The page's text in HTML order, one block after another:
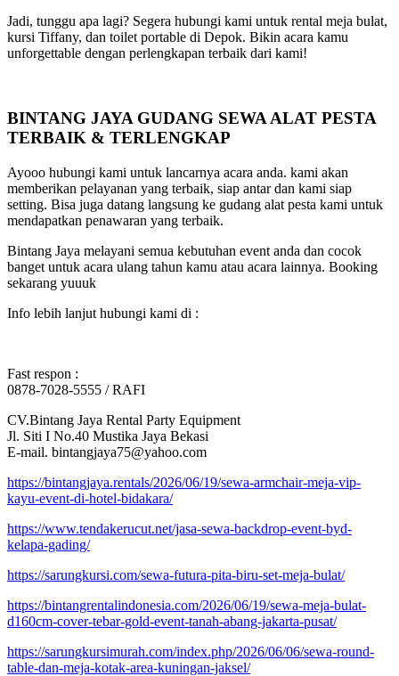
Jadi, tunggu apa lagi? Segera hubungi kami untuk rental meja bulat,
kursi Tiffany, dan toilet portable di Depok. Bikin acara kamu
unforgettable dengan perlengkapan terbaik dari kami!
BINTANG JAYA GUDANG SEWA ALAT PESTA
TERBAIK & TERLENGKAP
Ayooo hubungi kami untuk lancarnya acara anda. kami akan
memberikan pelayanan yang terbaik, siap antar dan kami siap
setting. Bisa juga datang langsung ke gudang alat pesta kami untuk
mendapatkan penawaran yang terbaik.
Bintang Jaya melayani semua kebutuhan event anda dan cocok
banget untuk acara ulang tahun kamu atau acara lainnya. Booking
sekarang yuuuk
Info lebih lanjut hubungi kami di :
Fast respon :
0878-7028-5555 / RAFI
CV.Bintang Jaya Rental Party Equipment
Jl. Siti I No.40 Mustika Jaya Bekasi
E-mail. bintangjaya75@yahoo.com
https://bintangjaya.rentals/2026/06/19/sewa-armchair-meja-vip-
kayu-event-di-hotel-bidakara/
https://www.tendakerucut.net/jasa-sewa-backdrop-event-byd-
kelapa-gading/
https://sarungkursi.com/sewa-futura-pita-biru-set-meja-bulat/
https://bintangrentalindonesia.com/2026/06/19/sewa-meja-bulat-
d160cm-cover-tebar-gold-event-tanah-abang-jakarta-pusat/
https://sarungkursimurah.com/index.php/2026/06/06/sewa-round-
table-dan-meja-kotak-area-kuningan-jaksel/